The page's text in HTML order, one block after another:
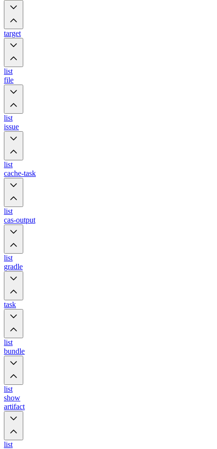
target
list
file
list
issue
list
cache-task
list
cas-output
list
gradle
task
list
bundle
list
show
artifact
list